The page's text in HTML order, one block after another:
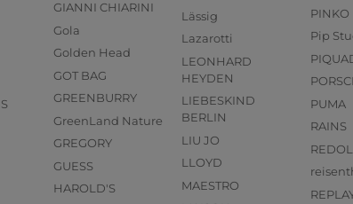
GIANNI CHIARINI
Gola
Golden Head
GOT BAG
GREENBURRY
GreenLand Nature
GREGORY
GUESS
HAROLD'S
Lässig
Lazarotti
LEONHARD
HEYDEN
LIEBESKIND
BERLIN
LIU JO
LLOYD
MAESTRO
PINKO
Pip
PUMA
RAINS